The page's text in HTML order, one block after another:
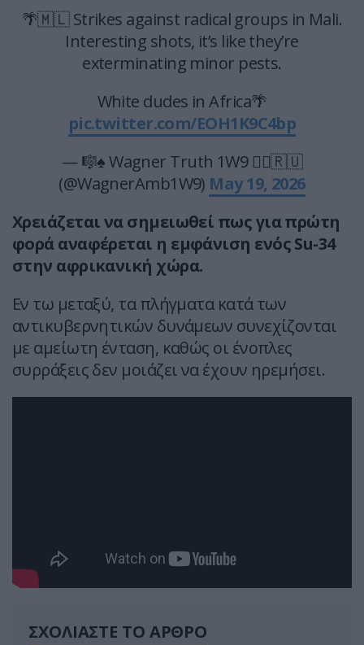
🌴🇲🇱 Strikes against radical groups in Mali.
Interesting shots, it’s like they’re
exterminating minor pests.
White dudes in Africa🌴
pic.twitter.com/EOH1K9C4bp
— 🎼♠️ Wagner Truth 1W9 🏴‍☠🇷🇺
(@WagnerAmb1W9) May 19, 2026
Χρειάζεται να σημειωθεί πως για πρώτη
φορά αναφέρεται η εμφάνιση ενός Su-34
στην αφρικανική χώρα.
Εν τω μεταξύ, τα πλήγματα κατά των
αντικυβερνητικών δυνάμεων συνεχίζονται
με αμείωτη ένταση, καθώς οι ένοπλες
συρράξεις δεν μοιάζει να έχουν ηρεμήσει.
ΣΧΟΛΙΑΣΤΕ ΤΟ ΑΡΘΡΟ